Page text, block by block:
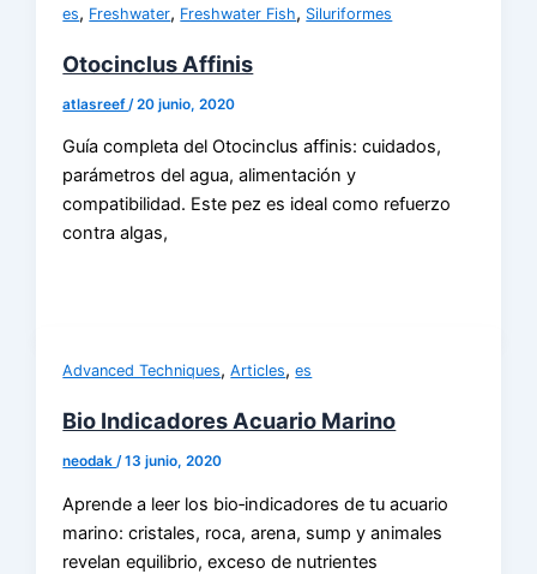
es, Freshwater, Freshwater Fish, Siluriformes
Otocinclus Affinis
atlasreef/20 junio, 2020
Guía completa del Otocinclus affinis: cuidados,
parámetros del agua, alimentación y
compatibilidad. Este pez es ideal como refuerzo
contra algas,
Advanced Techniques,Articles,es
Bio Indicadores Acuario Marino
neodak/13 junio, 2020
Aprende a leer los bio‑indicadores de tu acuario
marino: cristales, roca, arena, sump y animales
revelan equilibrio, exceso de nutrientes